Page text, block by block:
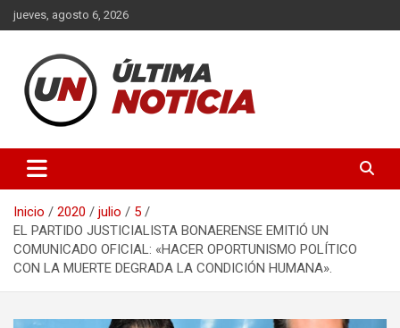
Saltar
al
jueves, agosto 6, 2026
Ultima Noticia BA
La Matanza en nuestro portal de noticias. Mantente informado
sobre política, economía, sociedad y mucho más.
Inicio
2020 julio
5
EL PARTIDO JUSTICIALISTA BONAERENSE EMITIÓ UN
COMUNICADO OFICIAL: «HACER OPORTUNISMO POLÍTICO
CON LA MUERTE DEGRADA LA CONDICIÓN HUMANA».